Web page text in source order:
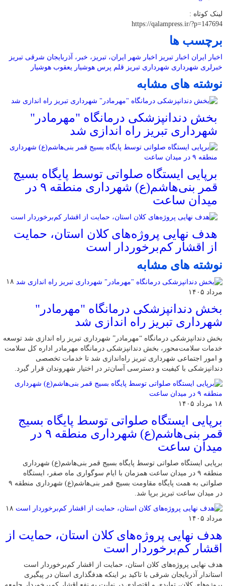
لینک کوتاه :
https://qalampress.ir/?p=147694
برچسب ها
اخبار ایران اخبار تبریز اخبار شهر ایران، تبریز، خبر، آذربایجان شرقی تبریز
خبرلری شهرداری شهرداری تبریز قلم پرس هوشیار یعقوب هوشیار
نوشته های مشابه
بخش دندانپزشکی درمانگاه "مهرمادر"
شهرداری تبریز راه اندازی شد
برپایی ایستگاه صلواتی توسط پایگاه بسیج
قمر بنی‌هاشم(ع) شهرداری منطقه ۹ در
میدان ساعت
هدف نهایی پروژه‌های کلان استان، حمایت
از اقشار کم‌برخوردار است
نوشته های مشابه
۱۸
مرداد ۱۴۰۵
بخش دندانپزشکی درمانگاه "مهرمادر"
شهرداری تبریز راه اندازی شد
بخش دندانپزشکی درمانگاه “مهرمادر” شهرداری تبریز راه اندازی شد توسعه
خدمات سلامت‌محور، بخش دندانپزشکی درمانگاه مهرمادر اداره کل سلامت
و امور اجتماعی شهرداری تبریز راه‌اندازی شد تا خدمات تخصصی
دندانپزشکی با کیفیت و دسترسی آسان‌تر در اختیار شهروندان قرار گیرد.
۱۸ مرداد ۱۴۰۵
برپایی ایستگاه صلواتی توسط پایگاه بسیج
قمر بنی‌هاشم(ع) شهرداری منطقه ۹ در
میدان ساعت
برپایی ایستگاه صلواتی توسط پایگاه بسیج قمر بنی‌هاشم(ع) شهرداری
منطقه ۹ در میدان ساعت همزمان با ایام سوگواری ماه صفر، ایستگاه
صلواتی به همت پایگاه مقاومت بسیج قمر بنی‌هاشم(ع) شهرداری منطقه ۹
در میدان ساعت تبریز برپا شد.
۱۸
مرداد ۱۴۰۵
هدف نهایی پروژه‌های کلان استان، حمایت از
اقشار کم‌برخوردار است
هدف نهایی پروژه‌های کلان استان، حمایت از اقشار کم‌برخوردار است
استاندار آذربایجان شرقی با تاکید بر اینکه هدفگذاری استان در پیگیری